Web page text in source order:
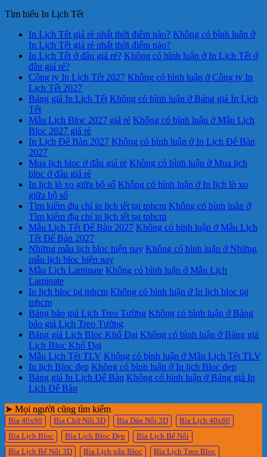
Tìm hiểu In Lịch Tết
In Lịch Tết giá rẻ nhất thời điểm nào? Không có bình luận ở
In Lịch Tết giá rẻ nhất thời điểm nào?
In Lịch Tết ở đâu giá rẻ? Không có bình luận ở In Lịch Tết ở
đâu giá rẻ?
Công ty In Lịch Tết 2027 Không có bình luận ở Công ty In
Lịch Tết 2027
Bảng giá In Lịch Tết Không có bình luận ở Bảng giá In Lịch
Tết
Mẫu Lịch Bloc 2027 giá rẻ Không có bình luận ở Mẫu Lịch
Bloc 2027 giá rẻ
In Lịch Để Bàn 2027 Không có bình luận ở In Lịch Để Bàn
2027
Mua lịch bloc ở đâu giá rẻ Không có bình luận ở Mua lịch
bloc ở đâu giá rẻ
In lịch lò xo giữa bộ số Không có bình luận ở In lịch lò xo
giữa bộ số
Tìm kiếm địa chỉ in lịch tết tại tphcm Không có bình luận ở
Tìm kiếm địa chỉ in lịch tết tại tphcm
Mẫu Lịch Tết Để Bàn 2027 Không có bình luận ở Mẫu Lịch
Tết Để Bàn 2027
Những mẫu lịch bloc hiện nay Không có bình luận ở Những
mẫu lịch bloc hiện nay
Mẫu Lịch Laminate Không có bình luận ở Mẫu Lịch
Laminate
In lịch bloc tại tphcm Không có bình luận ở In lịch bloc tại
tphcm
Bảng báo giá Lịch Treo Tường Không có bình luận ở Bảng
báo giá Lịch Treo Tường
Bảng giá Lịch Bloc Khổ Đại Không có bình luận ở Bảng giá
Lịch Bloc Khổ Đại
Mẫu Lịch Tết TLV Không có bình luận ở Mẫu Lịch Tết TLV
In lịch Bloc đẹp Không có bình luận ở In lịch Bloc đẹp
Bảng giá In Lịch Để Bàn Không có bình luận ở Bảng giá In
Lịch Để Bàn
➤ Mọi người cũng tìm kiếm
Bìa 40x60 Bìa Chữ Nổi 3D Bìa Dán Nổi 3D
Bìa Lịch 40x60
Bìa Lịch Bloc
Bìa Lịch Bloc Đẹp
Bìa Lịch Bế Nổi
Bìa Lịch Bế Nổi 3D
Bìa Lịch gắn Bloc
Bìa Lịch Treo Bloc